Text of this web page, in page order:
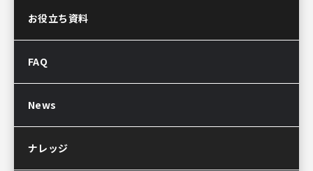
お問い合わせ
Akerunお見積り依頼
販売パートナー制度
導入後のよくある質問
お役立ち資料
FAQ
News
ナレッジ